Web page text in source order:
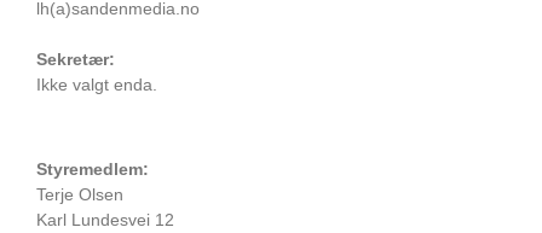
lh(a)sandenmedia.no
Sekretær:
Ikke valgt enda.
Styremedlem:
Terje Olsen
Karl Lundesvei 12